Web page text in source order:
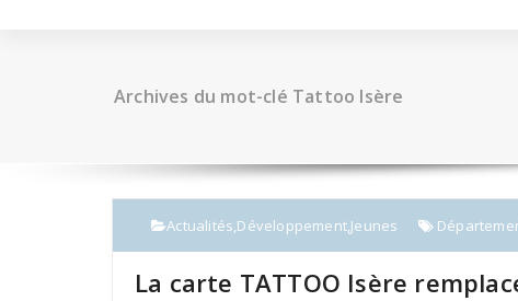
Archives du mot-clé Tattoo Isère
Actualités,Développement,Jeunes
La carte TATTOO Isère